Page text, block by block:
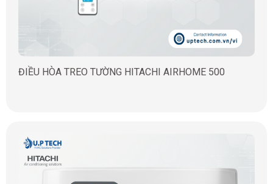
ĐIỀU HÒA TREO TƯỜNG HITACHI AIRHOME 500